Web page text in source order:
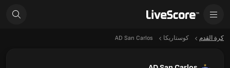
كرة القدم كوستاريكا AD San Carlos